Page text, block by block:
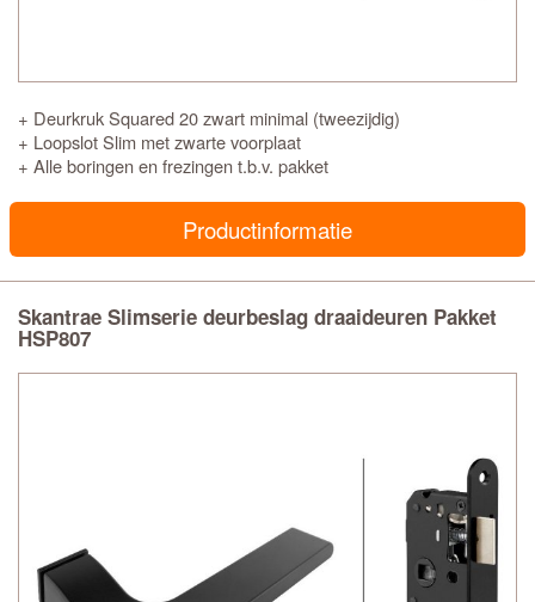
+ Deurkruk Squared 20 zwart minimal (tweezijdig)
+ Loopslot Slim met zwarte voorplaat
+ Alle boringen en frezingen t.b.v. pakket
Productinformatie
Skantrae Slimserie deurbeslag draaideuren Pakket
HSP807